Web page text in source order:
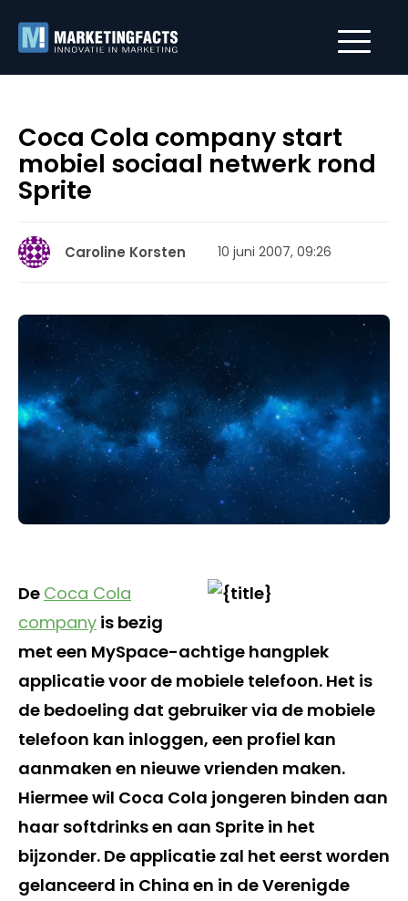
Coca Cola company start
mobiel sociaal netwerk rond
Sprite
Caroline Korsten 10 juni 2007, 09:26
De Coca Cola
company is bezig
met een MySpace-achtige hangplek
applicatie voor de mobiele telefoon. Het is
de bedoeling dat gebruiker via de mobiele
telefoon kan inloggen, een profiel kan
aanmaken en nieuwe vrienden maken.
Hiermee wil Coca Cola jongeren binden aan
haar softdrinks en aan Sprite in het
bijzonder. De applicatie zal het eerst worden
gelanceerd in China en in de Verenigde